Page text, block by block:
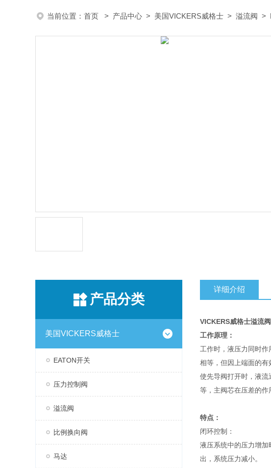
当前位置： 首页 > 产品中心 > 美国VICKERS威格士 > 溢流阀 >
产品分类
美国VICKERS威格士
EATON开关
压力控制阀
溢流阀
比例换向阀
马达
详细介绍
VICKERS威格士溢流
工作原理：
工作时，液压力同时
相等，但因上端面的有
使先导阀打开时，液
等，主阀芯在压差的作
特点：
闭环控制：
液压系统中的压力增
出，系统压力减小。